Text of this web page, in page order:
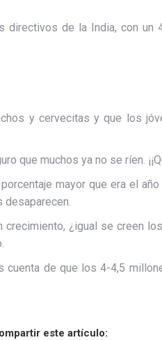
de la India, con un
y cervecitas y que los
que muchos ya no se ríen.
mayor que era el
desaparecen.
¿igual se creen
de que los 4-4,5
este artículo: